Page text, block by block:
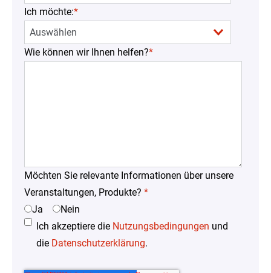
Ich möchte:*
Wie können wir Ihnen helfen?*
Möchten Sie relevante Informationen über unsere
Veranstaltungen, Produkte? *
Ja
Nein
Ich akzeptiere die Nutzungsbedingungen und
die Datenschutzerklärung.